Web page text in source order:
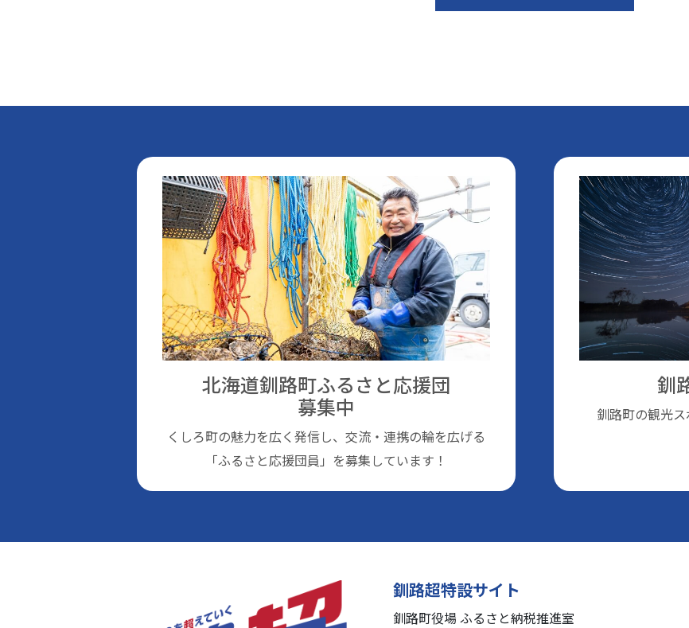
北海道釧路町ふるさと応援団
募集中
くしろ町の魅⼒を広く発信し、交流・連携の輪を広げる
「ふるさと応援団員」を募集しています！
釧
釧路町の観光
釧路超特設サイト
釧路町役場 ふるさと納税推進室